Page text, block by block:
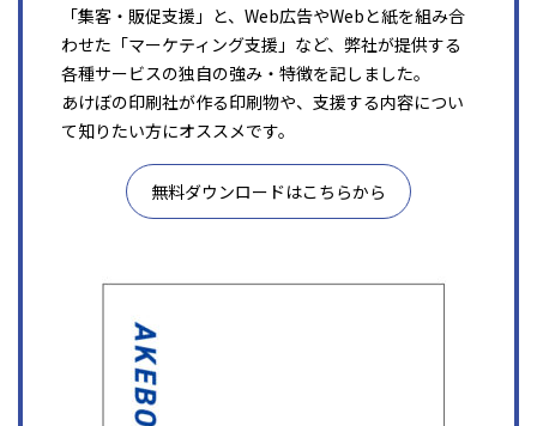
「集客・販促支援」と、Web広告やWebと紙を組み合
わせた「マーケティング支援」など、弊社が提供する
各種サービスの独自の強み・特徴を記しました。
あけぼの印刷社が作る印刷物や、支援する内容につい
て知りたい方にオススメです。
無料ダウンロードはこちらから